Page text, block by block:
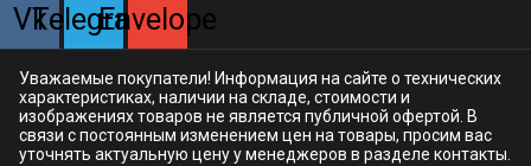
VkTelegramEnvelope
Уважаемые покупатели! Информация на сайте о технических
характеристиках, наличии на складе, стоимости и
изображениях товаров не является публичной офертой. В
связи с постоянным изменением цен на товары, просим вас
уточнять актуальную цену у менеджеров в разделе контакты.